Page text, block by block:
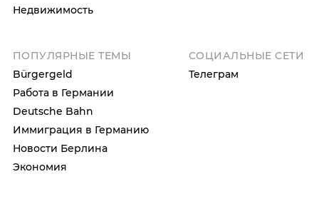
Недвижимость
ПОПУЛЯРНЫЕ ТЕМЫ
Bürgergeld
Работа в Германии
Deutsche Bahn
Иммиграция в Германию
Новости Берлина
Экономия
СОЦИАЛЬНЫЕ СЕТИ
Телеграм